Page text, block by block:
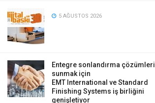
5 AĞUSTOS 2026
Entegre sonlandırma çözümleri
sunmak için
EMT International ve Standard
Finishing Systems iş birliğini
genişletiyor